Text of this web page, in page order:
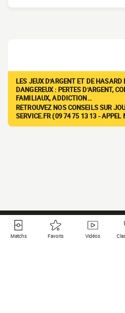
LES JEUX D'ARGENT ET DE HASARD
DANGEREUX : PERTES D'ARGENT,
FAMILIAUX, ADDICTION…
RETROUVEZ NOS CONSEILS SUR
SERVICE.FR (09 74 75 13 13 - APPEL
Matchs Favoris Vidéos